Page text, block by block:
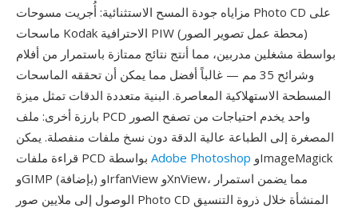
مزاياه جودة المسح الاستثنائية: أُجريت مسوحات Photo CD على
ماسحات Kodak الاحترافية PIW (محطة عمل تصوير الصور)
بواسطة مشغلين مدربين، مما أنتج نتائج ممتازة باستمرار من أفلام
وشرائح 35 مم — غالباً أفضل مما يمكن أن تحققه الماسحات
المسطحة الاستهلاكية المعاصرة. البنية متعددة الدقات تمثل ميزة
بارزة أخرى: ملف PCD واحد يخدم احتياجات من تصفح الصور
المصغرة إلى الطباعة عالية الدقة دون نسخ ملفات منفصلة. يمكن
Adobe Photoshop
وGIMP (بإضافة) وIrfanView وXnView، مما يضمن استمرار
الوصول إلى ملايين صور Photo CD المنشأة خلال ذروة التنسيق